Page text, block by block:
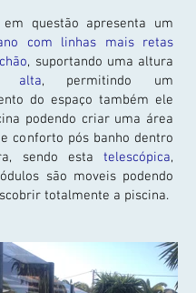
questão apresenta um
com linhas mais retas
chão, suportando uma altura
alta, permitindo um
do espaço também ele
podendo criar uma área
conforto pós banho dentro
sendo esta telescópica,
são moveis podendo
totalmente a piscina.